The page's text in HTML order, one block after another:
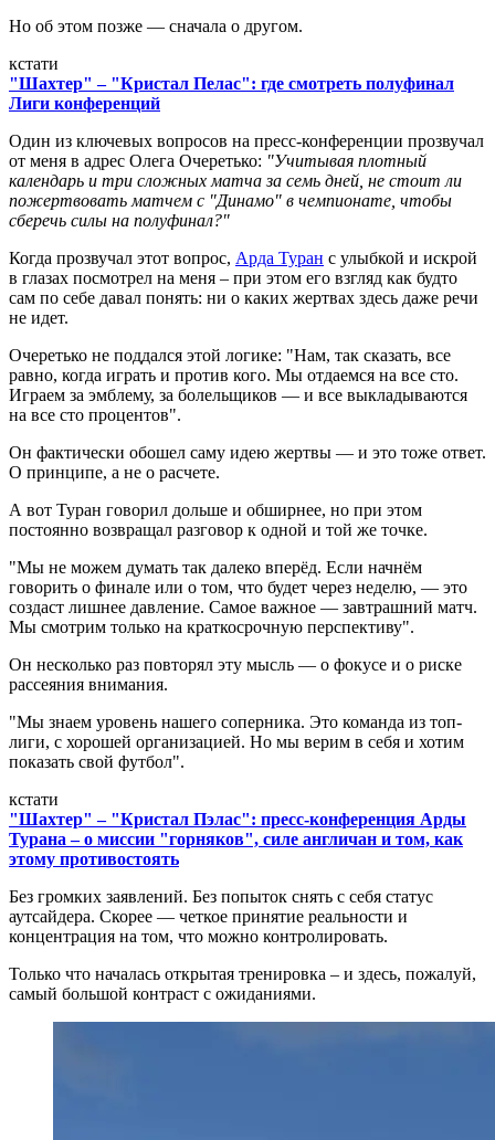
Но об этом позже — сначала о другом.
кстати
"Шахтер" – "Кристал Пелас": где смотреть полуфинал
Лиги конференций
Один из ключевых вопросов на пресс-конференции прозвучал
от меня в адрес Олега Очеретько: "Учитывая плотный
календарь и три сложных матча за семь дней, не стоит ли
пожертвовать матчем с "Динамо" в чемпионате, чтобы
сберечь силы на полуфинал?"
Когда прозвучал этот вопрос, Арда Туран с улыбкой и искрой
в глазах посмотрел на меня – при этом его взгляд как будто
сам по себе давал понять: ни о каких жертвах здесь даже речи
не идет.
Очеретько не поддался этой логике: "Нам, так сказать, все
равно, когда играть и против кого. Мы отдаемся на все сто.
Играем за эмблему, за болельщиков — и все выкладываются
на все сто процентов".
Он фактически обошел саму идею жертвы — и это тоже ответ.
О принципе, а не о расчете.
А вот Туран говорил дольше и обширнее, но при этом
постоянно возвращал разговор к одной и той же точке.
"Мы не можем думать так далеко вперёд. Если начнём
говорить о финале или о том, что будет через неделю, — это
создаст лишнее давление. Самое важное — завтрашний матч.
Мы смотрим только на краткосрочную перспективу".
Он несколько раз повторял эту мысль — о фокусе и о риске
рассеяния внимания.
"Мы знаем уровень нашего соперника. Это команда из топ-
лиги, с хорошей организацией. Но мы верим в себя и хотим
показать свой футбол".
кстати
"Шахтер" – "Кристал Пэлас": пресс-конференция Арды
Турана – о миссии "горняков", силе англичан и том, как
этому противостоять
Без громких заявлений. Без попыток снять с себя статус
аутсайдера. Скорее — четкое принятие реальности и
концентрация на том, что можно контролировать.
Только что началась открытая тренировка – и здесь, пожалуй,
самый большой контраст с ожиданиями.